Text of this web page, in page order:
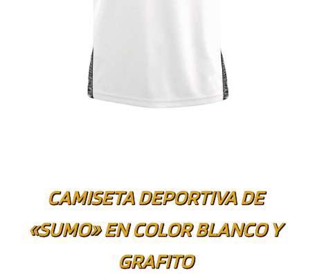
CAMISETA DEPORTIVA DE
«SUMO» EN COLOR BLANCO Y
GRAFITO